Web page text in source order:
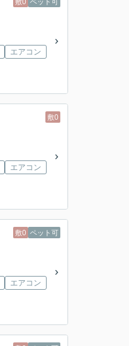
敷0 ペット可
エアコン
敷0
エアコン
敷0 ペット可
エアコン